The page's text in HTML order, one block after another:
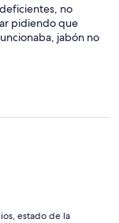
no
pidiendo que
jabón no
estado de la